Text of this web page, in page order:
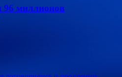
96 миллионов